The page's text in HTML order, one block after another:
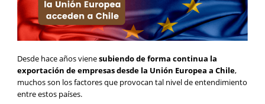
Desde hace años vienesubiendo de forma continua la
exportación de empresas desde la Unión Europea a Chile,
muchos son los factores que provocan tal nivel de entendimiento
entre estos países.